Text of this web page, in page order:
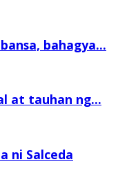
bahagya...
at tauhan ng...
ni Salceda